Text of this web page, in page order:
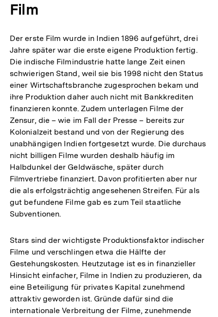
Film
Der erste Film wurde in Indien 1896 aufgeführt, drei
Jahre später war die erste eigene Produktion fertig.
Die indische Filmindustrie hatte lange Zeit einen
schwierigen Stand, weil sie bis 1998 nicht den Status
einer Wirtschaftsbranche zugesprochen bekam und
ihre Produktion daher auch nicht mit Bankkrediten
finanzieren konnte. Zudem unterlagen Filme der
Zensur, die – wie im Fall der Presse – bereits zur
Kolonialzeit bestand und von der Regierung des
unabhängigen Indien fortgesetzt wurde. Die durchaus
nicht billigen Filme wurden deshalb häufig im
Halbdunkel der Geldwäsche, später durch
Filmvertriebe finanziert. Davon profitierten aber nur
die als erfolgsträchtig angesehenen Streifen. Für als
gut befundene Filme gab es zum Teil staatliche
Subventionen.
Stars sind der wichtigste Produktionsfaktor indischer
Filme und verschlingen etwa die Hälfte der
Gestehungskosten. Heutzutage ist es in finanzieller
Hinsicht einfacher, Filme in Indien zu produzieren, da
eine Beteiligung für privates Kapital zunehmend
attraktiv geworden ist. Gründe dafür sind die
internationale Verbreitung der Filme, zunehmende